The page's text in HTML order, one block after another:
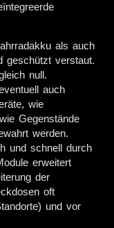
als auch
geschützt verstaut.
null.
auch
wie
Gegenstände
werden.
und schnell durch
erweitert
der
oft
und vor